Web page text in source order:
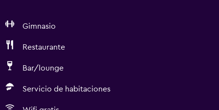
Gimnasio
Restaurante
Bar/lounge
Servicio de habitaciones